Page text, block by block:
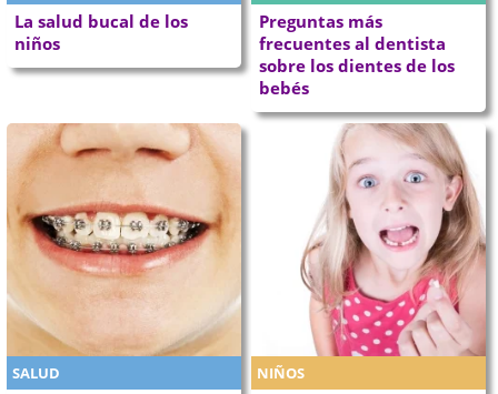
La salud bucal de los
niños
Preguntas más
frecuentes al dentista
sobre los dientes de los
bebés
SALUD NIÑOS